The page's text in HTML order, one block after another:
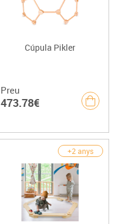
Cúpula Pikler
Preu
473.78€
+2 anys